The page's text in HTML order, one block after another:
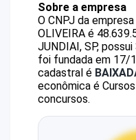
Sobre a empresa
O CNPJ da empresa
OLIVEIRA é
JUNDIAI, SP,
foi fundada em 17/
cadastral é
econômica é
concursos.